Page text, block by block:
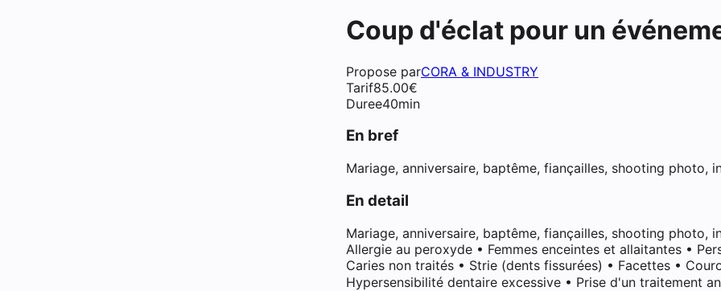
Coup d'éclat pour un
Propose parCORA & INDUSTRY
Tarif85.00€
Duree40min
En bref
Mariage, anniversaire, baptême, fiançailles, shooting photo,
En detail
Mariage, anniversaire, baptême, fiançailles, shooting photo,
Allergie au peroxyde • Femmes enceintes et allaitantes •
Caries non traités • Strie (dents fissurées) • Facettes •
Hypersensibilité dentaire excessive • Prise d'un traitement